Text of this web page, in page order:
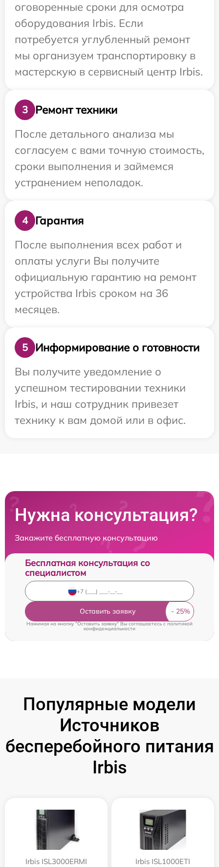
оговоренные сроки для осмотра
оборудования Irbis. Если
потребуется углубленный ремонт
мы организуем транспортировку в
мастерскую в сервисный центр Irbis.
3
Ремонт техники
После детального анализа мы
согласуем с вами точную стоимость,
сроки выполнения и займемся
устранением неполадок.
4
Гарантия
После выполнения всех работ и
оплаты услуги Вы получите
официальную гарантию на ремонт
устройства Irbis сроком на 36
месяцев.
5
Информирование о готовности
Вы получите уведомление о
успешном тестировании техники
Irbis, и наш сотрудник привезет
технику к вам домой или в офис.
Нужна консультация?
Закажите бесплатную консультацию
Бесплатная консультация со
специалистом
Оставить заявку
Нажимая на кнопку "Оставить заявку" Вы соглашаетесь c политикой
конфиденциальности
Популярные модели
Источников
бесперебойного питания
Irbis
Irbis ISL3000ERMI Irbis ISL1000ETI